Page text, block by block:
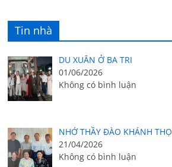
Tin nhà
DU XUÂN Ở BA TRI
01/06/2026
Không có bình luận
NHỚ THẦY ĐÀO KHÁNH THỌ
21/04/2026
Không có bình luận